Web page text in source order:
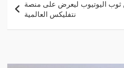
ثوب اليوتيوب ليعرض على منصة
نتفليكس العالمية